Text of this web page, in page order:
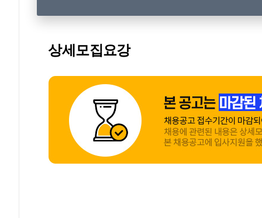
상세모집요강